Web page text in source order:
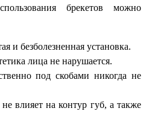
брекетов можно
и безболезненная установка.
лица не нарушается.
под скобами никогда не
не влияет на контур губ, а также